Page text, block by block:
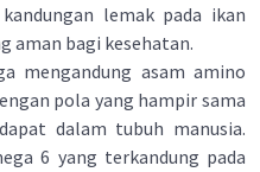
lemak pada ikan
aman bagi kesehatan.
mengandung asam amino
pola yang hampir sama
dalam tubuh manusia.
6 yang terkandung pada